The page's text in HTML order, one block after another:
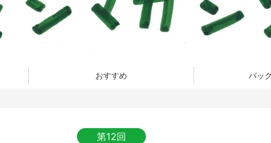
おすすめ バッ
第12回